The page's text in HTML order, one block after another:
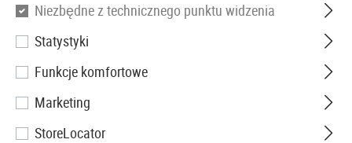
ICE-ONE Clear
Niezbędne z technicznego punktu widzenia
Statystyki
Funkcje komfortowe
Marketing
StoreLocator